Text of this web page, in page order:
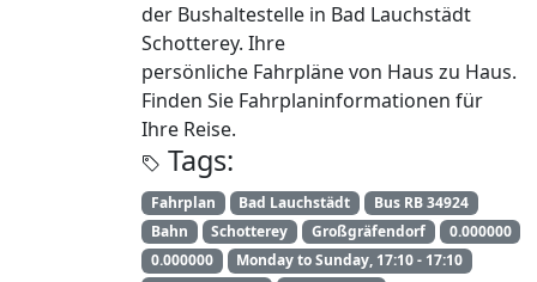
der Bushaltestelle in Bad Lauchstädt
Schotterey. Ihre
persönliche Fahrpläne von Haus zu Haus.
Finden Sie Fahrplaninformationen für
Ihre Reise.
Tags:
Fahrplan Bad Lauchstädt
Bus RB 34924
Bahn
Schotterey Großgräfendorf
0.000000
0.000000
Monday to Sunday, 17:10 - 17:10